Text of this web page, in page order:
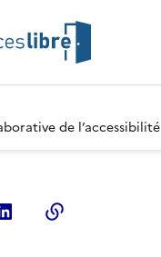
de l’accessibilité
Twitter)
Linkedin